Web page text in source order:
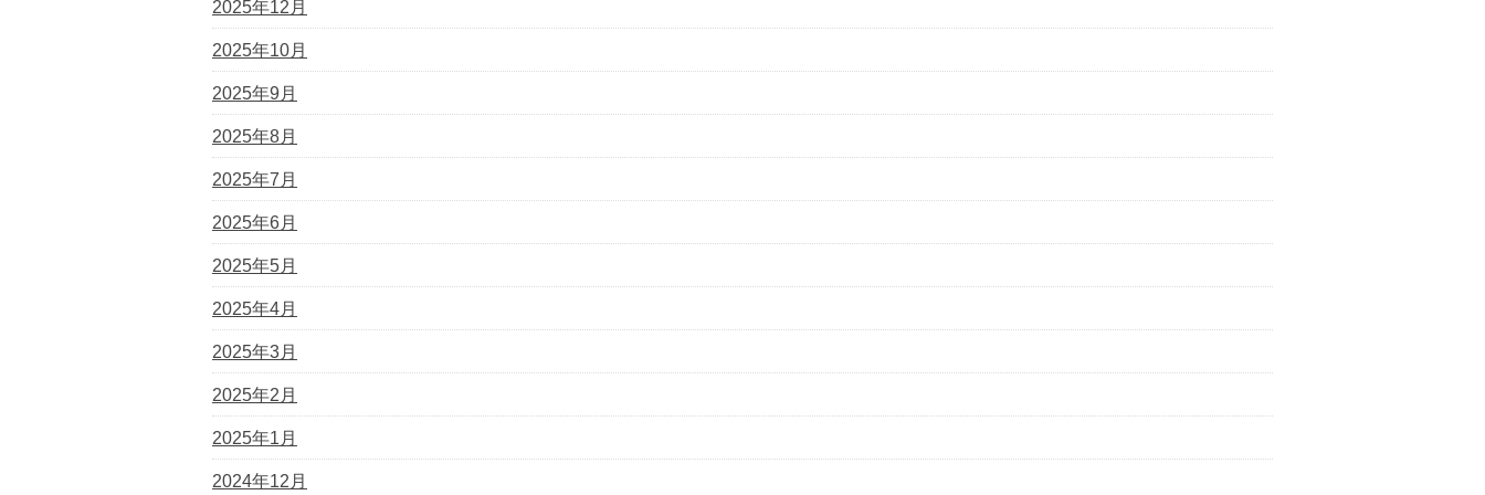
2025年12月
2025年10月
2025年9月
2025年8月
2025年7月
2025年6月
2025年5月
2025年4月
2025年3月
2025年2月
2025年1月
2024年12月